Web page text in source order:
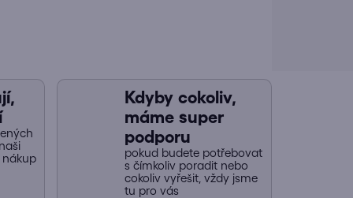
Kdyby cokoliv,
máme super
podporu
pokud budete potřebovat
s čímkoliv poradit nebo
cokoliv vyřešit, vždy jsme
tu pro vás